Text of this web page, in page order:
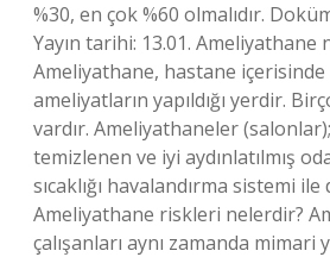
%30, en çok %60 olmalıdır.
Yayın tarihi: 13.01. Ameliyathane
Ameliyathane, hastane
ameliyatların yapıldığı yerdir.
vardır. Ameliyathaneler
temizlenen ve iyi aydınlatılmış
sıcaklığı havalandırma sistemi
Ameliyathane riskleri nelerdir?
çalışanları aynı zamanda mimari